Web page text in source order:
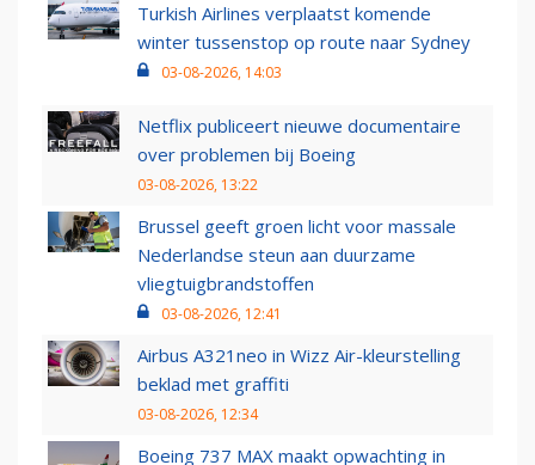
Turkish Airlines verplaatst komende
winter tussenstop op route naar Sydney
03-08-2026, 14:03
Netflix publiceert nieuwe documentaire
over problemen bij Boeing
03-08-2026, 13:22
Brussel geeft groen licht voor massale
Nederlandse steun aan duurzame
vliegtuigbrandstoffen
03-08-2026, 12:41
Airbus A321neo in Wizz Air-kleurstelling
beklad met graffiti
03-08-2026, 12:34
Boeing 737 MAX maakt opwachting in